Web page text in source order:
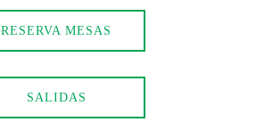
RESERVA MESAS
SALIDAS